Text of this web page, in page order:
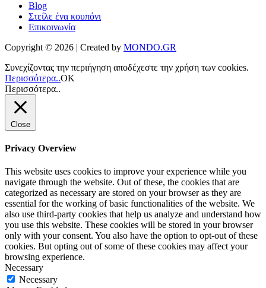
Blog
Στείλε ένα κουπόνι
Επικοινωνία
Copyright © 2026 | Created by MONDO.GR
Συνεχίζοντας την περιήγηση αποδέχεστε την χρήση των cookies.
Περισσότερα..ΟΚ
Περισσότερα..
Close
Privacy Overview
This website uses cookies to improve your experience while you
navigate through the website. Out of these, the cookies that are
categorized as necessary are stored on your browser as they are
essential for the working of basic functionalities of the website. We
also use third-party cookies that help us analyze and understand how
you use this website. These cookies will be stored in your browser
only with your consent. You also have the option to opt-out of these
cookies. But opting out of some of these cookies may affect your
browsing experience.
Necessary
Necessary